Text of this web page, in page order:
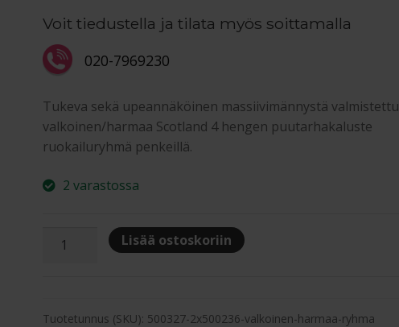
oli:
895,00 €.
on:
Voit tiedustella ja tilata myös soittamalla
020-7969230
Tukeva sekä upeannäköinen massiivimännystä valmistettu
valkoinen/harmaa Scotland 4 hengen puutarhakaluste
ruokailuryhmä penkeillä.
2 varastossa
Scotland
ruokailuryhmä
Lisää ostoskoriin
Tuotetunnus (SKU): 500327-2x500236-valkoinen-harmaa-ryhma